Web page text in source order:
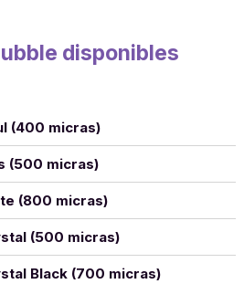
disponibles
(400 micras)
(500 micras)
(800 micras)
(500 micras)
Black (700 micras)